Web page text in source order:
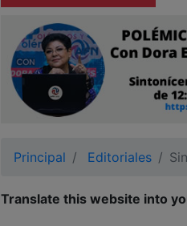
Principal Editoriales
Translate this website into